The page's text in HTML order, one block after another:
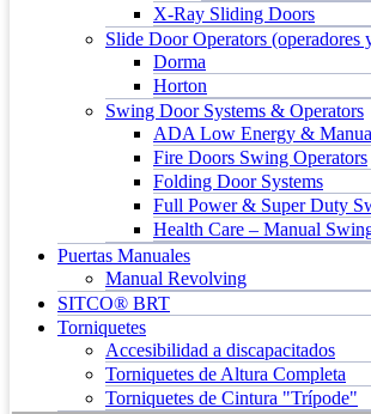
X-Ray Sliding Doors
Slide Door Operators (operadores
Dorma
Horton
Swing Door Systems & Operators
ADA Low Energy &
Fire Doors Swing Operators
Folding Door Systems
Full Power & Super Duty
Health Care – Manual
Puertas Manuales
Manual Revolving
SITCO® BRT
Torniquetes
Accesibilidad a discapacitados
Torniquetes de Altura Completa
Torniquetes de Cintura "Trípode"